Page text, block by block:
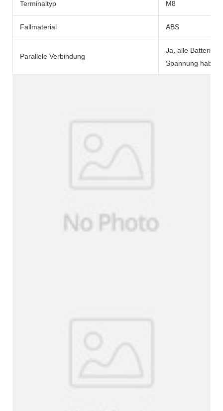
Terminaltyp M8
Fallmaterial ABS
Parallele Verbindung
Ja, alle Batterien
Spannung haben